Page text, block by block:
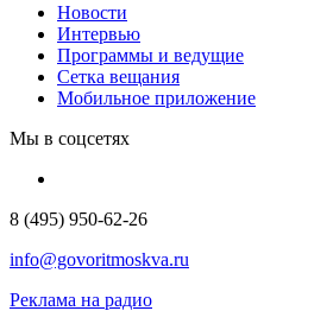
Новости
Интервью
Программы и ведущие
Сетка вещания
Мобильное приложение
Мы в соцсетях
8 (495) 950-62-26
info@govoritmoskva.ru
Реклама на радио